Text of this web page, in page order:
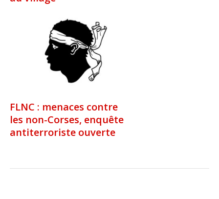
FLNC : menaces contre
les non-Corses, enquête
antiterroriste ouverte